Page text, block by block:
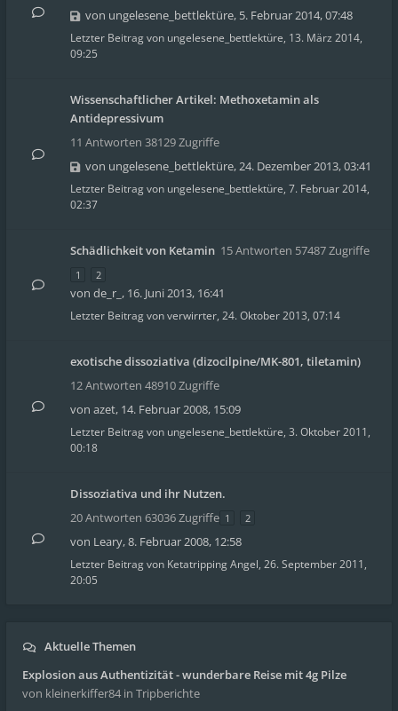
von ungelesene_bettlektüre, 5. Februar 2014, 07:48
Letzter Beitrag von ungelesene_bettlektüre, 13. März 2014,
09:25
Wissenschaftlicher Artikel: Methoxetamin als
Antidepressivum
11 Antworten 38129 Zugriffe
von ungelesene_bettlektüre,24. Dezember 2013, 03:41
Letzter Beitrag von ungelesene_bettlektüre, 7. Februar 2014,
02:37
Schädlichkeit von Ketamin 15 Antworten 57487 Zugriffe
1 2
von de_r_ , 16. Juni 2013, 16:41
Letzter Beitrag vonverwirrter, 24. Oktober 2013, 07:14
exotische dissoziativa (dizocilpine/MK-801, tiletamin)
12 Antworten 48910 Zugriffe
von azet, 14. Februar 2008, 15:09
Letzter Beitrag von ungelesene_bettlektüre, 3. Oktober 2011,
00:18
Dissoziativa und ihr Nutzen.
20 Antworten 63036 Zugriffe 1 2
von Leary,8. Februar 2008, 12:58
Letzter Beitrag von Ketatripping Angel, 26. September 2011,
20:05
Aktuelle Themen
Explosion aus Authentizität - wunderbare Reise mit 4g Pilze
von kleinerkiffer84 in Tripberichte